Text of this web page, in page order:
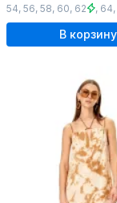
54, 56, 58, 60, 62 , 64,
В корзину